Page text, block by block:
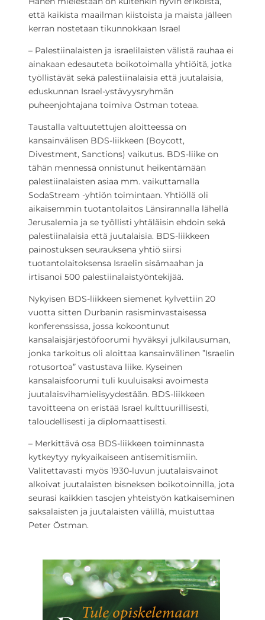
että kaikista maailman kiistoista ja maista jälleen
kerran nostetaan tikunnokkaan Israel
– Palestiinalaisten ja israelilaisten välistä rauhaa ei
ainakaan edesauteta boikotoimalla yhtiöitä, jotka
työllistävät sekä palestiinalaisia että juutalaisia,
eduskunnan Israel-ystävyysryhmän
puheenjohtajana toimiva Östman toteaa.
Taustalla valtuutettujen aloitteessa on
kansainvälisen BDS-liikkeen (Boycott,
Divestment, Sanctions) vaikutus. BDS-liike on
tähän mennessä onnistunut heikentämään
palestiinalaisten asiaa mm. vaikuttamalla
SodaStream -yhtiön toimintaan. Yhtiöllä oli
aikaisemmin tuotantolaitos Länsirannalla lähellä
Jerusalemia ja se työllisti yhtäläisin ehdoin sekä
palestiinalaisia että juutalaisia. BDS-liikkeen
painostuksen seurauksena yhtiö siirsi
tuotantolaitoksensa Israelin sisämaahan ja
irtisanoi 500 palestiinalaistyöntekijää.
Nykyisen BDS-liikkeen siemenet kylvettiin 20
vuotta sitten Durbanin rasisminvastaisessa
konferenssissa, jossa kokoontunut
kansalaisjärjestöfoorumi hyväksyi julkilausuman,
jonka tarkoitus oli aloittaa kansainvälinen ”Israelin
rotusortoa” vastustava liike. Kyseinen
kansalaisfoorumi tuli kuuluisaksi avoimesta
juutalaisvihamielisyydestään. BDS-liikkeen
tavoitteena on eristää Israel kulttuurillisesti,
taloudellisesti ja diplomaattisesti.
– Merkittävä osa BDS-liikkeen toiminnasta
kytkeytyy nykyaikaiseen antisemitismiin.
Valitettavasti myös 1930-luvun juutalaisvainot
alkoivat juutalaisten bisneksen boikotoinnilla, jota
seurasi kaikkien tasojen yhteistyön katkaiseminen
saksalaisten ja juutalaisten välillä, muistuttaa
Peter Östman.